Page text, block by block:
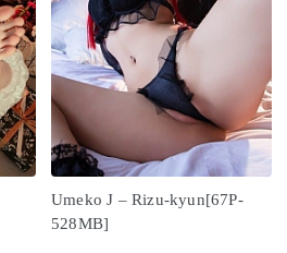
Umeko J – Rizu-kyun[67P-
528MB]